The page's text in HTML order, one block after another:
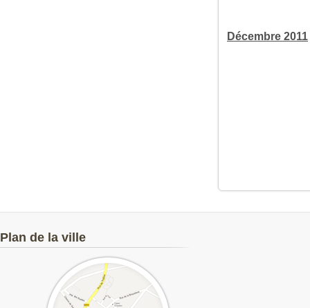
Décembre 2011
Plan de la ville